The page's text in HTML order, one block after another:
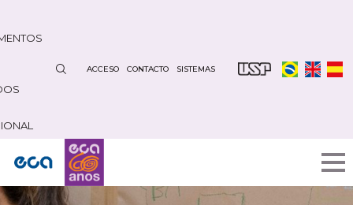
contenido
ACCESO CONTACTO SISTEMAS